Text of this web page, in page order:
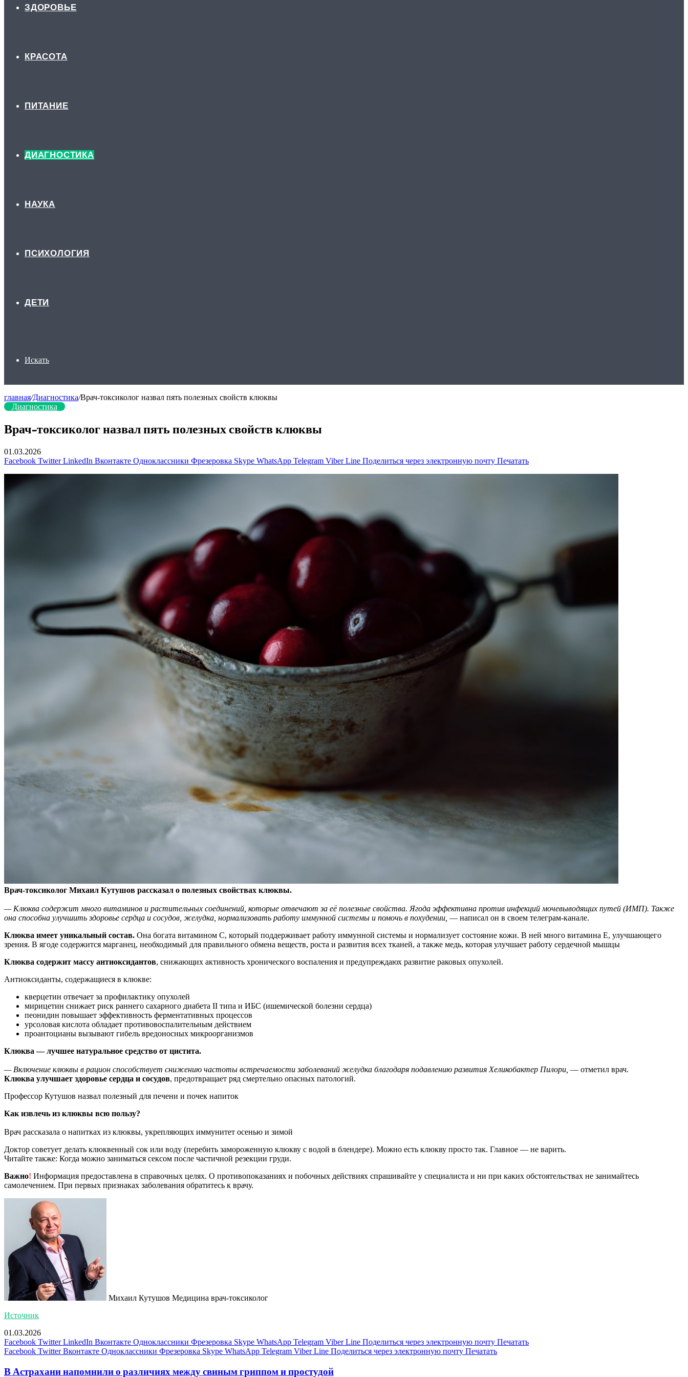
ЗДОРОВЬЕ
КРАСОТА
ПИТАНИЕ
ДИАГНОСТИКА
НАУКА
ПСИХОЛОГИЯ
ДЕТИ
Искать
главная/Диагностика/Врач-токсиколог назвал пять полезных свойств клюквы
Диагностика
Врач-токсиколог назвал пять полезных свойств клюквы
01.03.2026
Facebook Twitter LinkedIn Вконтакте Одноклассники Фрезеровка Skype WhatsApp Telegram Viber Line Поделиться через электронную почту Печатать
Врач-токсиколог Михаил Кутушов рассказал о полезных свойствах клюквы.
— Клюква содержит много витаминов и растительных соединений, которые отвечают за её полезные свойства. Ягода эффективна против инфекций мочевыводящих путей (ИМП). Также
она способна улучшить здоровье сердца и сосудов, желудка, нормализовать работу иммунной системы и помочь в похудении, — написал он в своем телеграм-канале.
Клюква имеет уникальный состав. Она богата витамином C, который поддерживает работу иммунной системы и нормализует состояние кожи. В ней много витамина E, улучшающего
зрения. В ягоде содержится марганец, необходимый для правильного обмена веществ, роста и развития всех тканей, а также медь, которая улучшает работу сердечной мышцы
Клюква содержит массу антиоксидантов, снижающих активность хронического воспаления и предупреждаюх развитие раковых опухолей.
Антиоксиданты, содержащиеся в клюкве:
кверцетин отвечает за профилактику опухолей
мирицетин снижает риск раннего сахарного диабета II типа и ИБС (ишемической болезни сердца)
пеонидин повышает эффективность ферментативных процессов
урсоловая кислота обладает противовоспалительным действием
проантоцианы вызывают гибель вредоносных микроорганизмов
Клюква — лучшее натуральное средство от цистита.
— Включение клюквы в рацион способствует снижению частоты встречаемости заболеваний желудка благодаря подавлению развития Хеликобактер Пилори, — отметил врач.
Клюква улучшает здоровье сердца и сосудов, предотвращает ряд смертельно опасных патологий.
Профессор Кутушов назвал полезный для печени и почек напиток
Как извлечь из клюквы всю пользу?
Врач рассказала о напитках из клюквы, укрепляющих иммунитет осенью и зимой
Доктор советует делать клюквенный сок или воду (перебить замороженную клюкву с водой в блендере). Можно есть клюкву просто так. Главное — не варить.
Читайте также: Когда можно заниматься сексом после частичной резекции груди.
Важно! Информация предоставлена в справочных целях. О противопоказаниях и побочных действиях спрашивайте у специалиста и ни при каких обстоятельствах не занимайтесь
самолечением. При первых признаках заболевания обратитесь к врачу.
Михаил Кутушов Медицина врач-токсиколог
Источник
01.03.2026
Facebook Twitter LinkedIn Вконтакте Одноклассники Фрезеровка Skype WhatsApp Telegram Viber Line Поделиться через электронную почту Печатать
Facebook Twitter Вконтакте Одноклассники Фрезеровка Skype WhatsApp Telegram Viber Line Поделиться через электронную почту Печатать
В Астрахани напомнили о различиях между свиным гриппом и простудой